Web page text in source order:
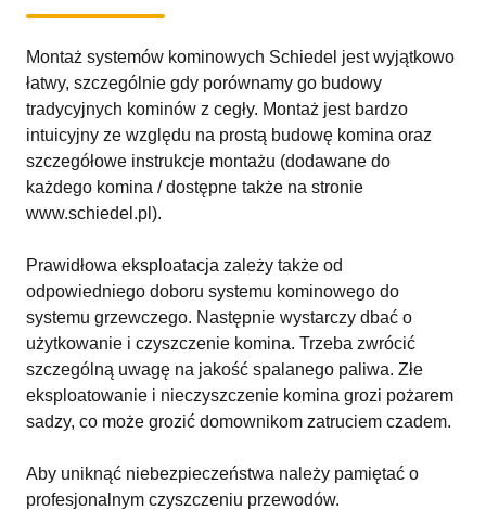
Montaż systemów kominowych Schiedel jest wyjątkowo
łatwy, szczególnie gdy porównamy go budowy
tradycyjnych kominów z cegły. Montaż jest bardzo
intuicyjny ze względu na prostą budowę komina oraz
szczegółowe instrukcje montażu (dodawane do
każdego komina / dostępne także na stronie
www.schiedel.pl).
Prawidłowa eksploatacja zależy także od
odpowiedniego doboru systemu kominowego do
systemu grzewczego. Następnie wystarczy dbać o
użytkowanie i czyszczenie komina. Trzeba zwrócić
szczególną uwagę na jakość spalanego paliwa. Złe
eksploatowanie i nieczyszczenie komina grozi pożarem
sadzy, co może grozić domownikom zatruciem czadem.
Aby uniknąć niebezpieczeństwa należy pamiętać o
profesjonalnym czyszczeniu przewodów.